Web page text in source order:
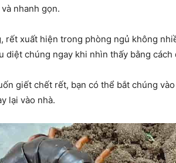
nhanh gọn.
rết xuất hiện trong phòng ngủ không
diệt chúng ngay khi nhìn thấy bằng cách
giết chết rết, bạn có thể bắt chúng
lại vào nhà.